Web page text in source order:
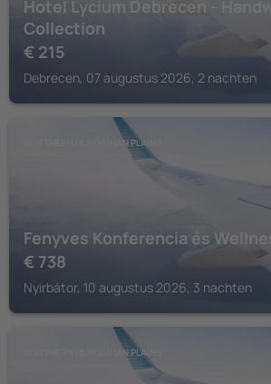
Hotel Lycium Debrecen -
Collection
€ 215
Debrecen, 07 augustus 2026, 2 nachten
NORTHERN HUNGARIAN PLAINS
Fenyves Konferencia és
€ 738
Nyírbátor, 10 augustus 2026, 3 nachten
NORTHERN HUNGARIAN PLAINS